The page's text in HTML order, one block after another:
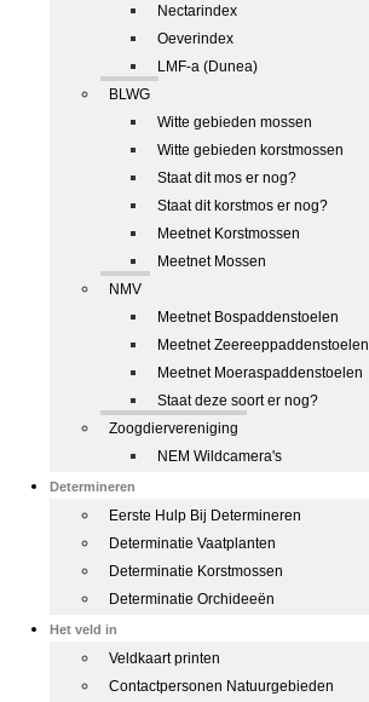
Nectarindex
Oeverindex
LMF-a (Dunea)
BLWG
Witte gebieden mossen
Witte gebieden korstmossen
Staat dit mos er nog?
Staat dit korstmos er nog?
Meetnet Korstmossen
Meetnet Mossen
NMV
Meetnet Bospaddenstoelen
Meetnet Zeereeppaddenstoelen
Meetnet Moeraspaddenstoelen
Staat deze soort er nog?
Zoogdiervereniging
NEM Wildcamera's
Determineren
Eerste Hulp Bij Determineren
Determinatie Vaatplanten
Determinatie Korstmossen
Determinatie Orchideeën
Het veld in
Veldkaart printen
Contactpersonen Natuurgebieden